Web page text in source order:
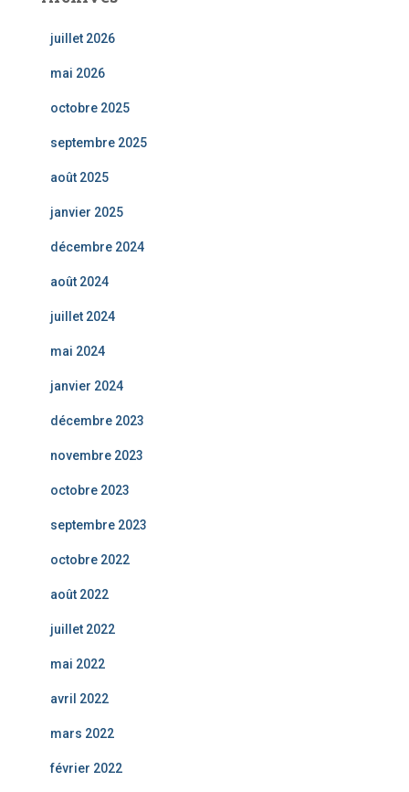
juillet 2026
mai 2026
octobre 2025
septembre 2025
août 2025
janvier 2025
décembre 2024
août 2024
juillet 2024
mai 2024
janvier 2024
décembre 2023
novembre 2023
octobre 2023
septembre 2023
octobre 2022
août 2022
juillet 2022
mai 2022
avril 2022
mars 2022
février 2022